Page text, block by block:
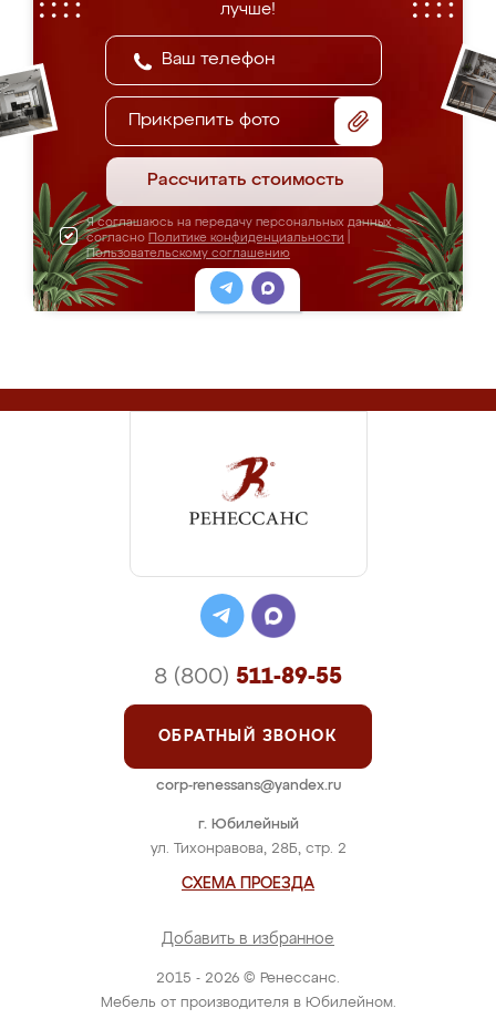
лучше!
Прикрепить фото
Рассчитать стоимость
Я соглашаюсь на передачу персональных данных
согласно Политике конфиденциальности
Пользовательскому соглашению
2015 - 2026 © Ренессанс.
Мебель от производителя в Юбилейном.
г. Юбилейный
ул. Тихонравова, 28Б, стр. 2
СХЕМА ПРОЕЗДА
Добавить в избранное
8 (800) 511-89-55
ОБРАТНЫЙ ЗВОНОК
corp-renessans@yandex.ru